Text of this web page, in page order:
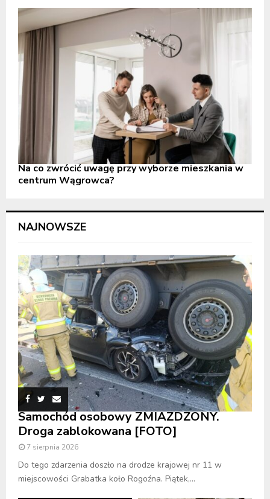
Na co zwrócić uwagę przy wyborze mieszkania w
centrum Wągrowca?
NAJNOWSZE
Samochód osobowy ZMIAŻDŻONY.
Droga zablokowana [FOTO]
7 sierpnia 2026
Do tego zdarzenia doszło na drodze krajowej nr 11 w
miejscowości Grabatka koło Rogoźna. Piątek,...